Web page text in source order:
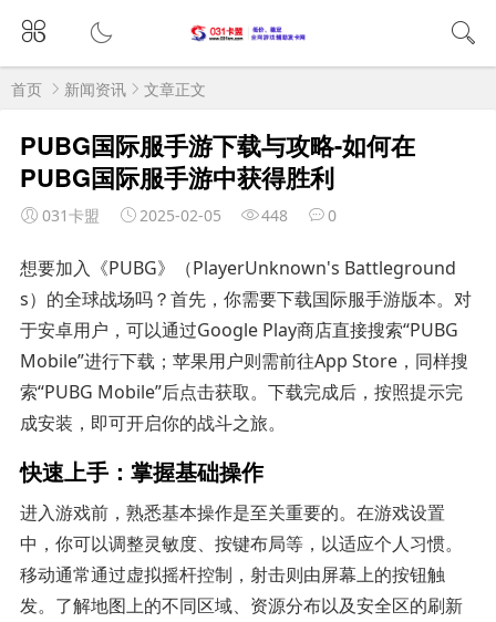
首页 新闻资讯 文章正文
PUBG国际服手游下载与攻略-如何在
PUBG国际服手游中获得胜利
031卡盟 2025-02-05 448 0
想要加入《PUBG》（PlayerUnknown's Battleground
s）的全球战场吗？首先，你需要下载国际服手游版本。对
于安卓用户，可以通过Google Play商店直接搜索“PUBG
Mobile”进行下载；苹果用户则需前往App Store，同样搜
索“PUBG Mobile”后点击获取。下载完成后，按照提示完
成安装，即可开启你的战斗之旅。
快速上手：掌握基础操作
进入游戏前，熟悉基本操作是至关重要的。在游戏设置
中，你可以调整灵敏度、按键布局等，以适应个人习惯。
移动通常通过虚拟摇杆控制，射击则由屏幕上的按钮触
发。了解地图上的不同区域、资源分布以及安全区的刷新